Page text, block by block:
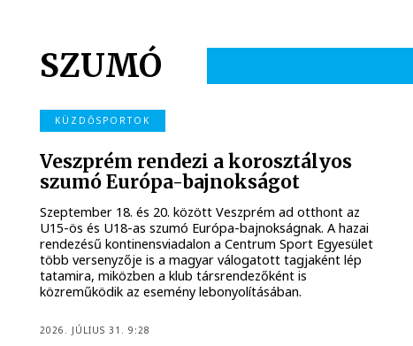
SZUMÓ
KÜZDŐSPORTOK
Veszprém rendezi a korosztályos
szumó Európa-bajnokságot
Szeptember 18. és 20. között Veszprém ad otthont az
U15-ös és U18-as szumó Európa-bajnokságnak. A hazai
rendezésű kontinensviadalon a Centrum Sport Egyesület
több versenyzője is a magyar válogatott tagjaként lép
tatamira, miközben a klub társrendezőként is
közreműködik az esemény lebonyolításában.
2026. JÚLIUS 31. 9:28